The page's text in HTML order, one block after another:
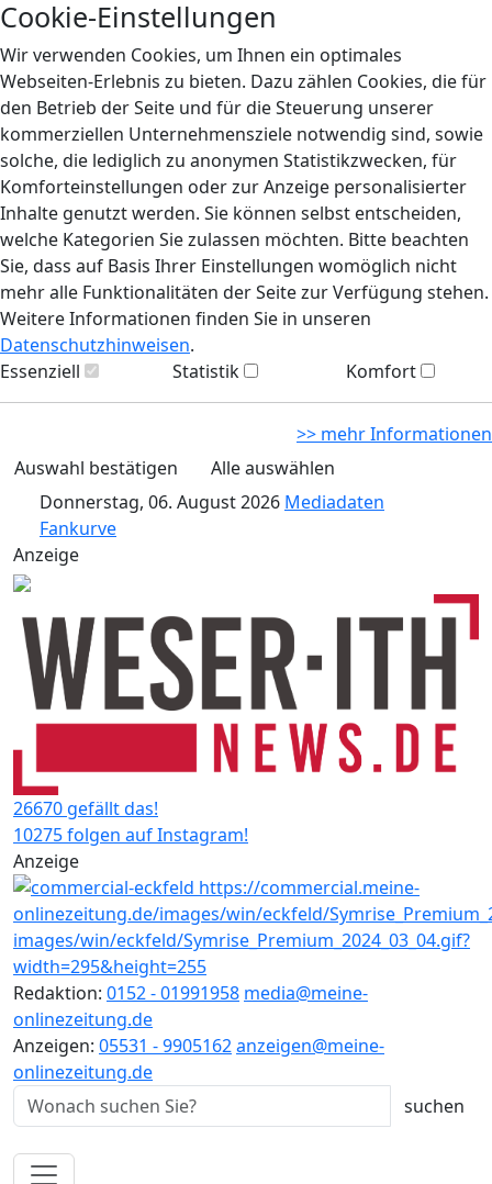
Cookie-Einstellungen
Wir verwenden Cookies, um Ihnen ein optimales
Webseiten-Erlebnis zu bieten. Dazu zählen Cookies, die für
den Betrieb der Seite und für die Steuerung unserer
kommerziellen Unternehmensziele notwendig sind, sowie
solche, die lediglich zu anonymen Statistikzwecken, für
Komforteinstellungen oder zur Anzeige personalisierter
Inhalte genutzt werden. Sie können selbst entscheiden,
welche Kategorien Sie zulassen möchten. Bitte beachten
Sie, dass auf Basis Ihrer Einstellungen womöglich nicht
mehr alle Funktionalitäten der Seite zur Verfügung stehen.
Weitere Informationen finden Sie in unseren
Datenschutzhinweisen.
Essenziell
Statistik Komfort
>> mehr Informationen
Auswahl bestätigen
Alle auswählen
Donnerstag, 06. August 2026 Mediadaten
Fankurve
Anzeige
26670 gefällt das!
10275 folgen auf Instagram!
Anzeige
Redaktion: 0152 - 01991958 media@meine-
onlinezeitung.de
Anzeigen: 05531 - 9905162anzeigen@meine-
onlinezeitung.de